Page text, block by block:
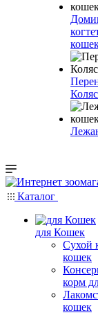
Каталог
для Кошек
Сухой
кошек
корм
кошек